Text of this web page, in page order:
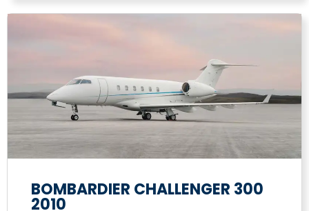
BOMBARDIER CHALLENGER 300
2010